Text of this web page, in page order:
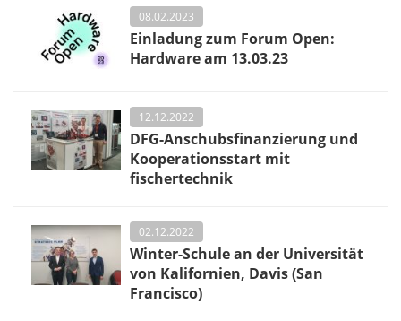
08.02.2023
Einladung zum Forum Open:
Hardware am 13.03.23
12.12.2022
DFG-Anschubsfinanzierung und
Kooperationsstart mit
fischertechnik
02.12.2022
Winter-Schule an der Universität
von Kalifornien, Davis (San
Francisco)